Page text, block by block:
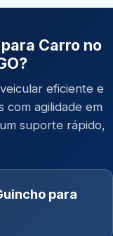
Carro no
eficiente e
com agilidade em
suporte rápido,
para